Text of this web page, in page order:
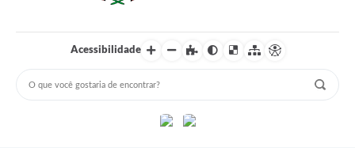
Acessibilidade